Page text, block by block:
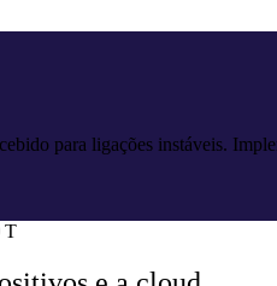
para ligações instáveis.